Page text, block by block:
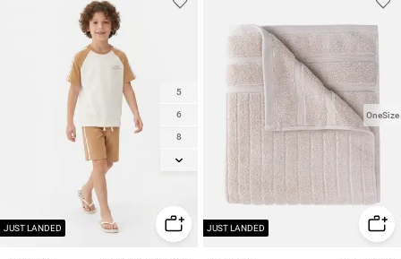
JUST LANDED
OneSize
JUST LANDED
5
6
8
10